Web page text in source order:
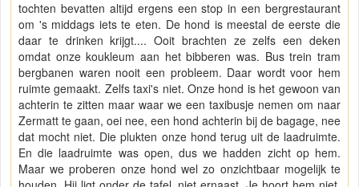
tochten bevatten altijd ergens een stop in een bergrestaurant
om 's middags iets te eten. De hond is meestal de eerste die
daar te drinken krijgt.... Ooit brachten ze zelfs een deken
omdat onze koukleum aan het bibberen was. Bus trein tram
bergbanen waren nooit een probleem. Daar wordt voor hem
ruimte gemaakt. Zelfs taxi's niet. Onze hond is het gewoon van
achterin te zitten maar waar we een taxibusje nemen om naar
Zermatt te gaan, oei nee, een hond achterin bij de bagage, nee
dat mocht niet. Die plukten onze hond terug uit de laadruimte.
En die laadruimte was open, dus we hadden zicht op hem.
Maar we proberen onze hond wel zo onzichtbaar mogelijk te